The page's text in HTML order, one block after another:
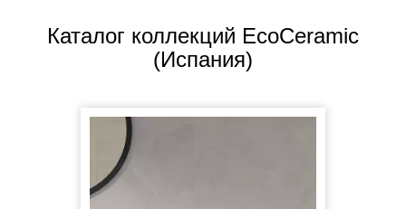
Каталог коллекций EcoCeramic
(Испания)